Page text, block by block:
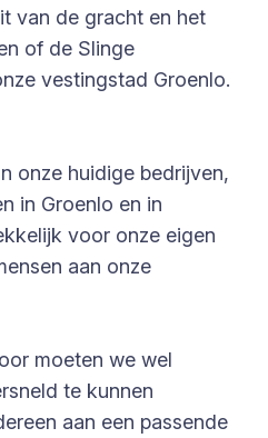
van de gracht en het
of de Slinge
vestingstad Groenlo.
onze huidige bedrijven,
in Groenlo en in
voor onze eigen
aan onze
moeten we wel
te kunnen
aan een passende